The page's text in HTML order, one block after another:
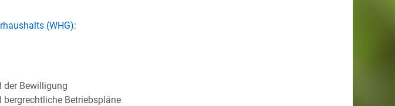
(WHG):
der Bewilligung
Betriebspläne